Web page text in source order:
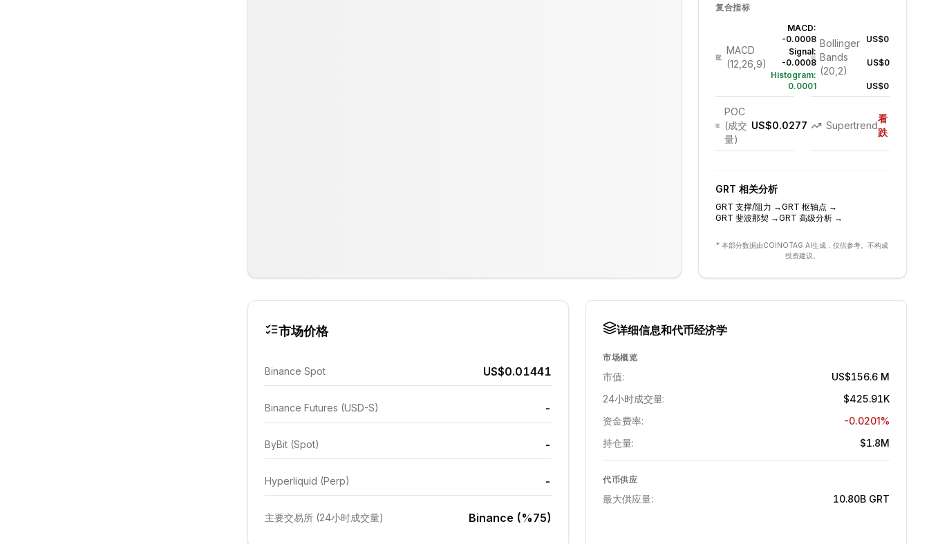
复合指标
MACD
(12,26,9)
MACD:
-0.0008
Signal:
-0.0008
Histogram:
0.0001
Bollinger
Bands
(20,2)
US$0.0169
US$0.0153
US$0.0136
POC
(成交
量)
US$0.0277 Supertrend
看
跌
GRT 相关分析
GRT 支撑/阻力 →GRT 枢轴点 →
GRT 斐波那契→GRT 高级分析→
* 本部分数据由COINOTAG AI生成，仅供参考。不构成
投资建议。
市场价格
Binance Spot US$0.01441
Binance Futures (USD-S) -
ByBit (Spot) -
Hyperliquid (Perp) -
主要交易所 (24小时成交量) Binance (%75)
详细信息和代币经济学
市场概览
市值:
US$156.6 M
24小时成交量:
$425.91K
资金费率:
-0.0201%
持仓量:
$1.8M
代币供应
最大供应量: 10.80B GRT